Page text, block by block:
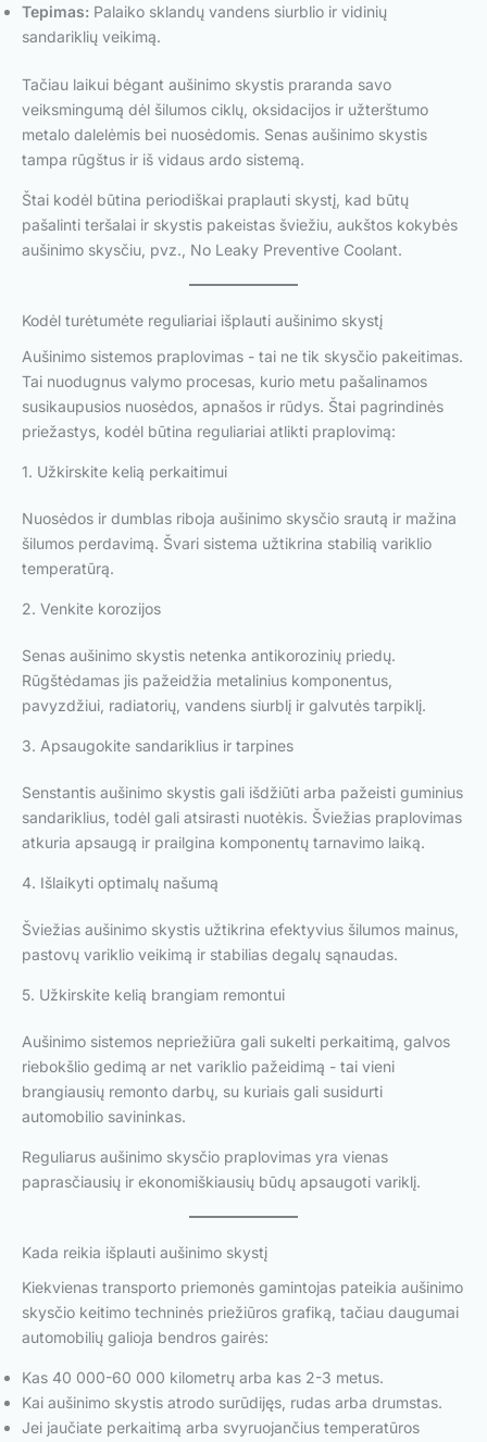
Tepimas: Palaiko sklandų vandens siurblio ir vidinių
sandariklių veikimą.
Tačiau laikui bėgant aušinimo skystis praranda savo
veiksmingumą dėl šilumos ciklų, oksidacijos ir užterštumo
metalo dalelėmis bei nuosėdomis. Senas aušinimo skystis
tampa rūgštus ir iš vidaus ardo sistemą.
Štai kodėl būtina periodiškai praplauti skystį, kad būtų
pašalinti teršalai ir skystis pakeistas šviežiu, aukštos kokybės
aušinimo skysčiu, pvz., No Leaky Preventive Coolant.
Kodėl turėtumėte reguliariai išplauti aušinimo skystį
Aušinimo sistemos praplovimas - tai ne tik skysčio pakeitimas.
Tai nuodugnus valymo procesas, kurio metu pašalinamos
susikaupusios nuosėdos, apnašos ir rūdys. Štai pagrindinės
priežastys, kodėl būtina reguliariai atlikti praplovimą:
1. Užkirskite kelią perkaitimui
Nuosėdos ir dumblas riboja aušinimo skysčio srautą ir mažina
šilumos perdavimą. Švari sistema užtikrina stabilią variklio
temperatūrą.
2. Venkite korozijos
Senas aušinimo skystis netenka antikorozinių priedų.
Rūgštėdamas jis pažeidžia metalinius komponentus,
pavyzdžiui, radiatorių, vandens siurblį ir galvutės tarpiklį.
3. Apsaugokite sandariklius ir tarpines
Senstantis aušinimo skystis gali išdžiūti arba pažeisti guminius
sandariklius, todėl gali atsirasti nuotėkis. Šviežias praplovimas
atkuria apsaugą ir prailgina komponentų tarnavimo laiką.
4. Išlaikyti optimalų našumą
Šviežias aušinimo skystis užtikrina efektyvius šilumos mainus,
pastovų variklio veikimą ir stabilias degalų sąnaudas.
5. Užkirskite kelią brangiam remontui
Aušinimo sistemos nepriežiūra gali sukelti perkaitimą, galvos
riebokšlio gedimą ar net variklio pažeidimą - tai vieni
brangiausių remonto darbų, su kuriais gali susidurti
automobilio savininkas.
Reguliarus aušinimo skysčio praplovimas yra vienas
paprasčiausių ir ekonomiškiausių būdų apsaugoti variklį.
Kada reikia išplauti aušinimo skystį
Kiekvienas transporto priemonės gamintojas pateikia aušinimo
skysčio keitimo techninės priežiūros grafiką, tačiau daugumai
automobilių galioja bendros gairės:
Kas 40 000-60 000 kilometrų arba kas 2-3 metus.
Kai aušinimo skystis atrodo surūdijęs, rudas arba drumstas.
Jei jaučiate perkaitimą arba svyruojančius temperatūros